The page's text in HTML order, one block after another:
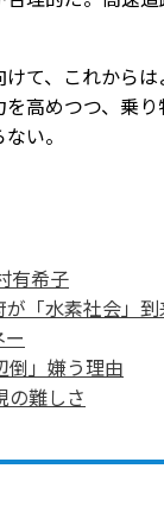
て、これから
高めつつ、乗
い。
有希子
「水素社会」
」嫌う理由
の難しさ